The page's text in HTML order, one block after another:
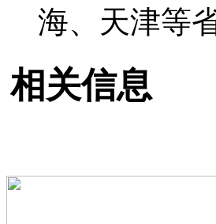
海、天津等
相关信息